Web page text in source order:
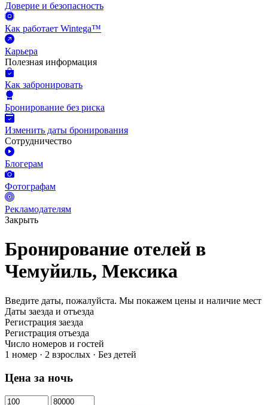
Доверие и безопасность
Как работает Wintega™
Карьера
Полезная информация
Как забронировать
Бронирование без риска
Изменить даты бронирования
Сотрудничество
Блогерам
Фотографам
Рекламодателям
Закрыть
Бронирование отелей в
Чемуйиль, Мексика
Введите даты, пожалуйста. Мы покажем цены и наличие мест
Даты заезда и отъезда
Регистрация заезда
Регистрация отъезда
Число номеров и гостей
1 номер · 2 взрослых · Без детей
Цена за ночь